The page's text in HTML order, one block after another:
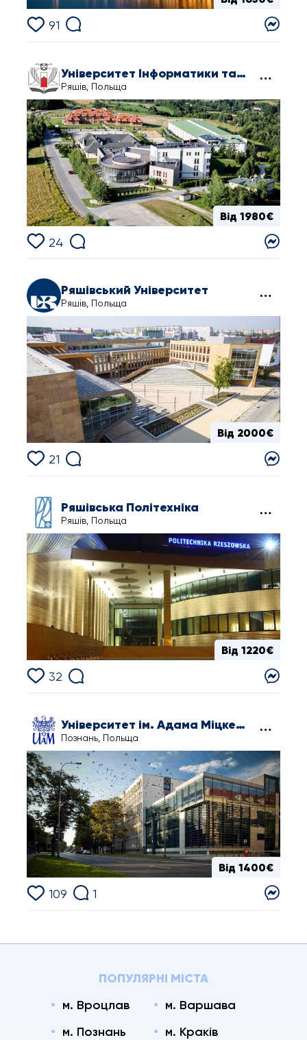
91
Університет Інформатики та Управління в Жешуві
Ряшів, Польща
Від 1980€
24
Ряшівський Університет
Ряшів, Польща
Від 2000€
21
Ряшівська Політехніка
Ряшів, Польща
Від 1220€
32
Університет ім. Адама Міцкевича в Познані
Познань, Польща
Від 1400€
109 1
ПОПУЛЯРНІ МІСТА
м. Вроцлав
м. Варшава
м. Познань
м. Краків